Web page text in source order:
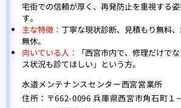
宅街での信頼が厚く、再発防止を重視する
す。
主な特徴： 丁寧な現状診断、見積もり無料
無休。
向いている人：
「西宮市内で、修理だけで
ス状況も診てほしい」という方。
水道メンテナンスセンター西宮営業所
住所：〒662-0096 兵庫県西宮市角石町１